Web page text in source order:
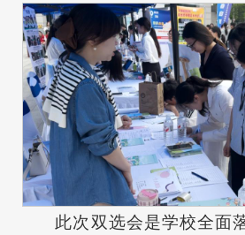
此次双选会是学校全面